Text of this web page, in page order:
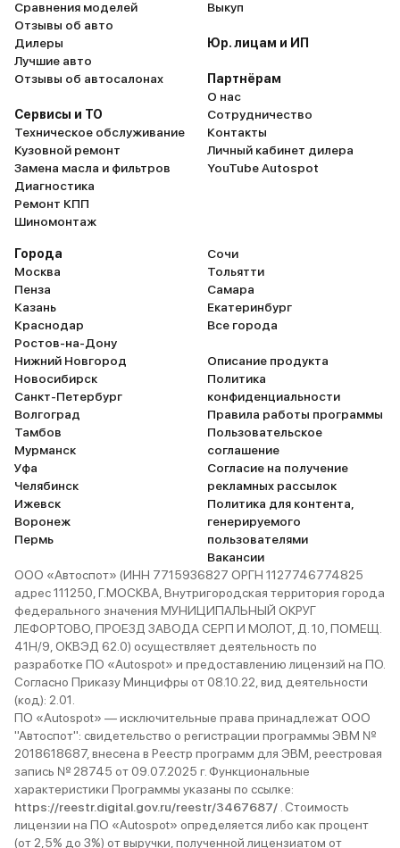
Сравнения моделей
Отзывы об авто
Дилеры
Лучшие авто
Отзывы об автосалонах
Сервисы и ТО
Техническое обслуживание
Кузовной ремонт
Замена масла и фильтров
Диагностика
Ремонт КПП
Шиномонтаж
Выкуп
Юр. лицам и ИП
Партнёрам
О нас
Сотрудничество
Контакты
Личный кабинет дилера
YouTube Autospot
Города
Москва
Пенза
Казань
Краснодар
Ростов-на-Дону
Нижний Новгород
Новосибирск
Санкт-Петербург
Волгоград
Тамбов
Мурманск
Уфа
Челябинск
Ижевск
Воронеж
Пермь
Сочи
Тольятти
Самара
Екатеринбург
Все города
Описание продукта
Политика
конфиденциальности
Правила работы программы
Пользовательское
соглашение
Согласие на получение
рекламных рассылок
Политика для контента,
генерируемого
пользователями
Вакансии
ООО «Автоспот» (ИНН 7715936827 ОРГН 1127746774825
адрес 111250, Г.МОСКВА, Внутригородская территория города
федерального значения МУНИЦИПАЛЬНЫЙ ОКРУГ
ЛЕФОРТОВО, ПРОЕЗД ЗАВОДА СЕРП И МОЛОТ, Д. 10, ПОМЕЩ.
41Н/9, ОКВЭД 62.0) осуществляет деятельность по
разработке ПО «Autospot» и предоставлению лицензий на ПО.
Согласно Приказу Минцифры от 08.10.22, вид деятельности
(код): 2.01.
ПО «Autospot» — исключительные права принадлежат ООО
"Автоспот": свидетельство о регистрации программы ЭВМ №
2018618687, внесена в Реестр программ для ЭВМ, реестровая
запись № 28745 от 09.07.2025 г. Функциональные
характеристики Программы указаны по ссылке:
https://reestr.digital.gov.ru/reestr/3467687/ . Стоимость
лицензии на ПО «Autospot» определяется либо как процент
(от 2,5% до 3%) от выручки, полученной лицензиатом от